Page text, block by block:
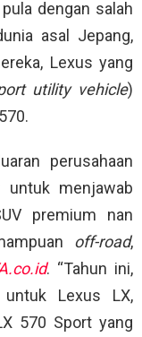
dengan salah
asal Jepang,
Lexus yang
utility vehicle)
perusahaan
menjawab
premium nan
off-road,
. “Tahun ini,
Lexus LX,
570 Sport yang